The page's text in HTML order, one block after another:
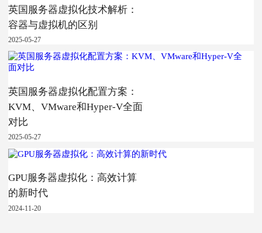
英国服务器虚拟化技术解析：
容器与虚拟机的区别
2025-05-27
英国服务器虚拟化配置方案：
KVM、VMware和Hyper-V全面
对比
2025-05-27
GPU服务器虚拟化：高效计算
的新时代
2024-11-20